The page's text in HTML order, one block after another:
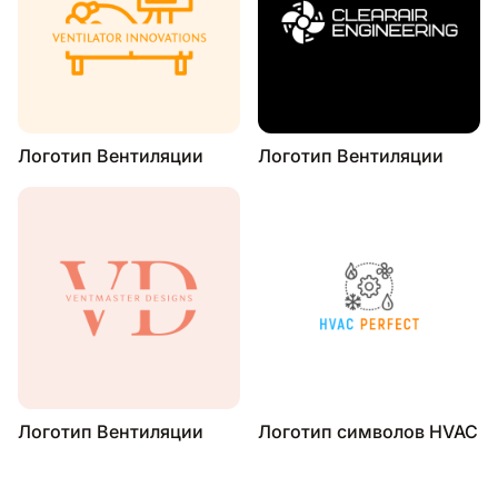
Логотип Вентиляции Логотип Вентиляции
Логотип Вентиляции Логотип символов HVAC